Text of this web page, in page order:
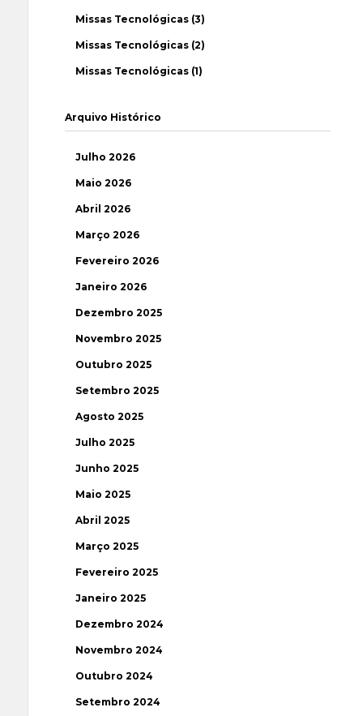
Missas Tecnológicas (3)
Missas Tecnológicas (2)
Missas Tecnológicas (1)
Arquivo Histórico
Julho 2026
Maio 2026
Abril 2026
Março 2026
Fevereiro 2026
Janeiro 2026
Dezembro 2025
Novembro 2025
Outubro 2025
Setembro 2025
Agosto 2025
Julho 2025
Junho 2025
Maio 2025
Abril 2025
Março 2025
Fevereiro 2025
Janeiro 2025
Dezembro 2024
Novembro 2024
Outubro 2024
Setembro 2024